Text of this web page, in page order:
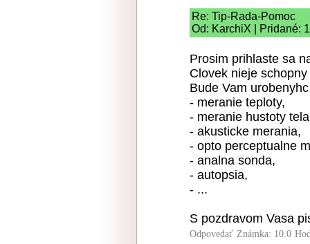
Re: Tip-Rada-Pomoc
Od: KarchiX | Pridané:
Prosim prihlaste sa
Clovek nieje
Bude Vam
- meranie teploty,
- meranie hustoty
- akusticke merania,
- opto perceptualne
- analna sonda,
- autopsia,
- ...
S pozdravom Vasa
Odpovedať Známka: 10.0